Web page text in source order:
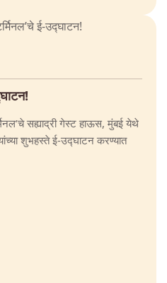
सह्याद्री गेस्ट हाऊस, मुंबई येथे
शुभहस्ते ई-उद्घाटन करण्यात